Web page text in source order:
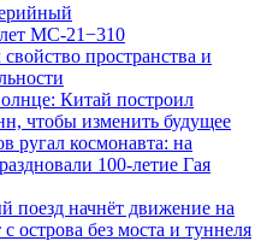
МС-21−310
пространства и
Китай построил
чтобы изменить будущее
ругал космонавта: на
100-летие Гая
поезд начнёт движение на
острова без моста и туннеля